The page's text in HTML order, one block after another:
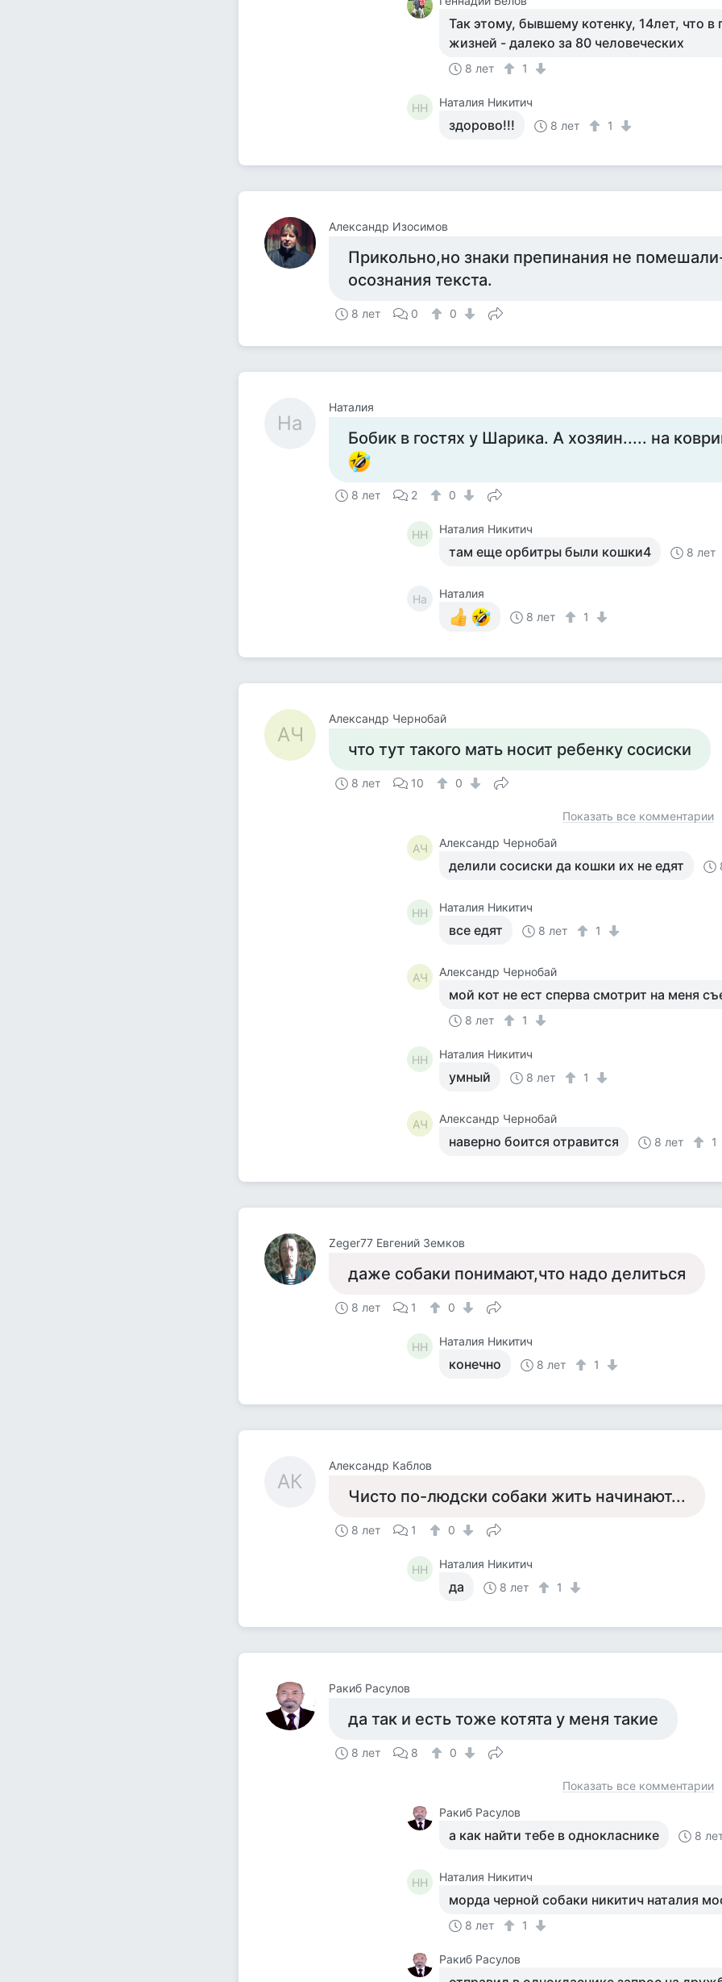
Так этому, бывшему котенку, 14лет, что в
жизней - далеко за 80 человеческих
8 лет 1
НН Наталия Никитич
здорово!!! 8 лет 1
Александр Изосимов
Прикольно,но знаки препинания не
осознания текста.
8 лет 0 0
На
Наталия
Бобик в гостях у Шарика. А хозяин..... на
8 лет 2 0
НН Наталия Никитич
там еще орбитры были кошки4 8 лет
На
Наталия
8 лет
1
АЧ
Александр Чернобай
что тут такого мать носит ребенку сосиски
8 лет 10 0
Показать все комментарии
АЧ Александр Чернобай
делили сосиски да кошки их не едят
НН Наталия Никитич
все едят 8 лет 1
АЧ Александр Чернобай
мой кот не ест сперва смотрит на меня
8 лет 1
НН Наталия Никитич
умный 8 лет 1
АЧ Александр Чернобай
наверно боится отравится 8 лет 1
Zeger77 Евгений Земков
даже собаки понимают,что надо делиться
8 лет 1 0
НН Наталия Никитич
конечно 8 лет 1
АК
Александр Каблов
Чисто по-людски собаки жить начинают...
8 лет 1 0
НН Наталия Никитич
да 8 лет 1
Ракиб Расулов
да так и есть тоже котята у меня такие
8 лет 8 0
Показать все комментарии
Ракиб Расулов
а как найти тебе в однокласнике 8
НН Наталия Никитич
морда черной собаки никитич наталия
8 лет 1
Ракиб Расулов